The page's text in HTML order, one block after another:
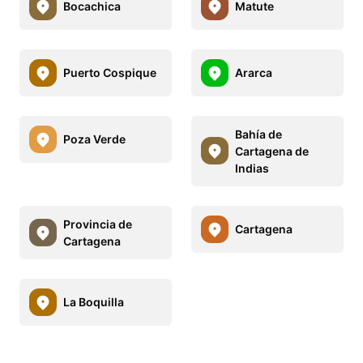
Bocachica Matute
Puerto Cospique Ararca
Poza Verde
Bahía de
Cartagena de
Indias
Provincia de
Cartagena
Cartagena
La Boquilla